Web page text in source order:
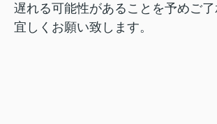
遅れる可能性があることを予めご了
宜しくお願い致します。